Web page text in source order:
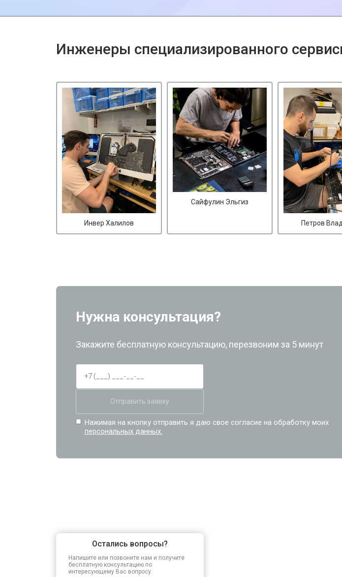
Apple.
Инженеры специализированного
Инвер Халилов
Сайфулин Эльгиз
Петров
Нужна консультация?
Закажите бесплатную консультацию, перезвоним за 5 минут
Отправить заявку
Нажимая на кнопку отправить я даю свое согласие на обработку моих
персональных данных.
Остались вопросы?
Напишите или позвоните нам и получите
бесплатную консультацию по
интересующему Вас вопросу.